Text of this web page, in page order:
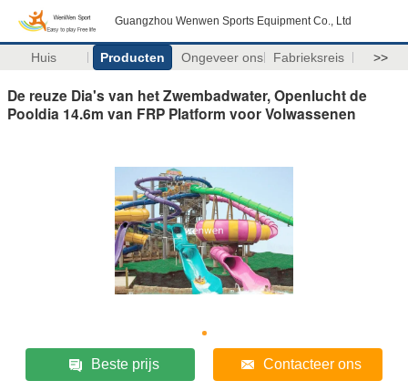
Guangzhou Wenwen Sports Equipment Co., Ltd
Huis Producten Ongeveer ons Fabrieksreis >>
De reuze Dia's van het Zwembadwater, Openlucht de
Pooldia 14.6m van FRP Platform voor Volwassenen
Beste prijs Contacteer ons